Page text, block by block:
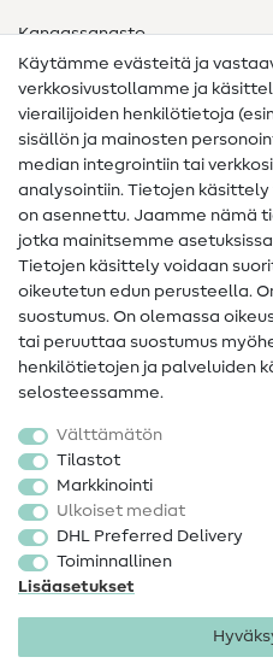
Kangassanasto
Ompelusanasto
Ompeluohjeet
Apua ja yhteystiedot
Yhteystiedot
Tietoa omistajanvaihdoksesta
Peruutusoikeus
Suosittu
Kankaat
Ompelutarvikkeet
Ale
Käytämme evästeitä ja
verkkosivustollamme ja
vierailijoiden henkilötietoja
sisällön ja mainosten
median integrointiin tai
analysointiin. Tietojen
on asennettu. Jaamme nämä
jotka mainitsemme
Tietojen käsittely voidaan
oikeutetun edun perusteella.
suostumus. On olemassa
tai peruuttaa suostumus
henkilötietojen ja palveluiden
selosteessamme.
Välttämätön
Tilastot
Markkinointi
Ulkoiset mediat
DHL Preferred Delivery
Toiminnallinen
Lisäasetukset